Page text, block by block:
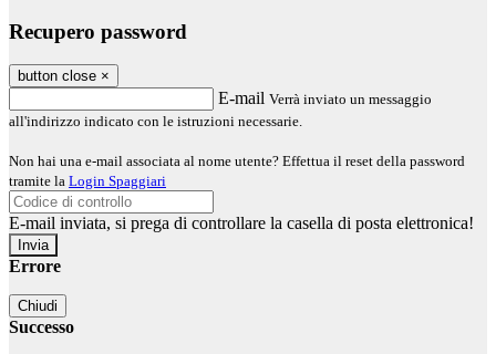
Recupero password
button close ×
E-mail Verrà inviato un messaggio
all'indirizzo indicato con le istruzioni necessarie.
Non hai una e-mail associata al nome utente? Effettua il reset della password
tramite la Login Spaggiari
E-mail inviata, si prega di controllare la casella di posta elettronica!
Errore
Chiudi
Successo